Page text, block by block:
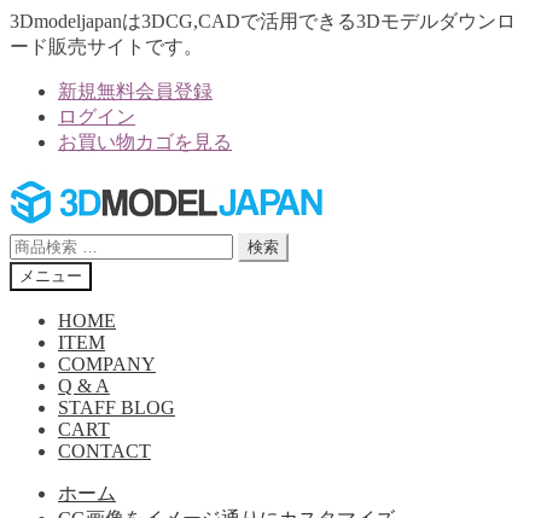
3Dmodeljapanは3DCG,CADで活用できる3Dモデルダウンロ
ード販売サイトです。
新規無料会員登録
ログイン
お買い物カゴを見る
ナ
ビ
ゲ
ー
シ
コ
ン
テ
ン
ツ
検
索
対
検索
メニュー
HOME
ITEM
COMPANY
Q & A
STAFF BLOG
CART
CONTACT
ホーム